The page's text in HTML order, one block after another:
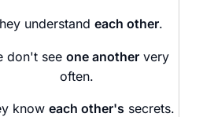
understand each other.
don't see one another very
often.
know each other's secrets.